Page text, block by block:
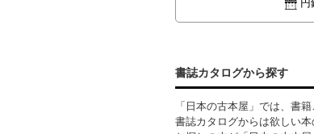
円
書誌カタログから探す
「日本の古本屋」では、書
書誌カタログからは欲しい本